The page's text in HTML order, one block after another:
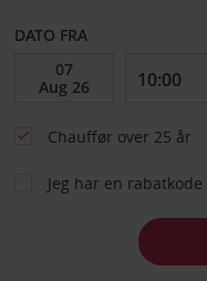
DATO FRA
Chauffør over 25 år
Jeg har en rabatkode